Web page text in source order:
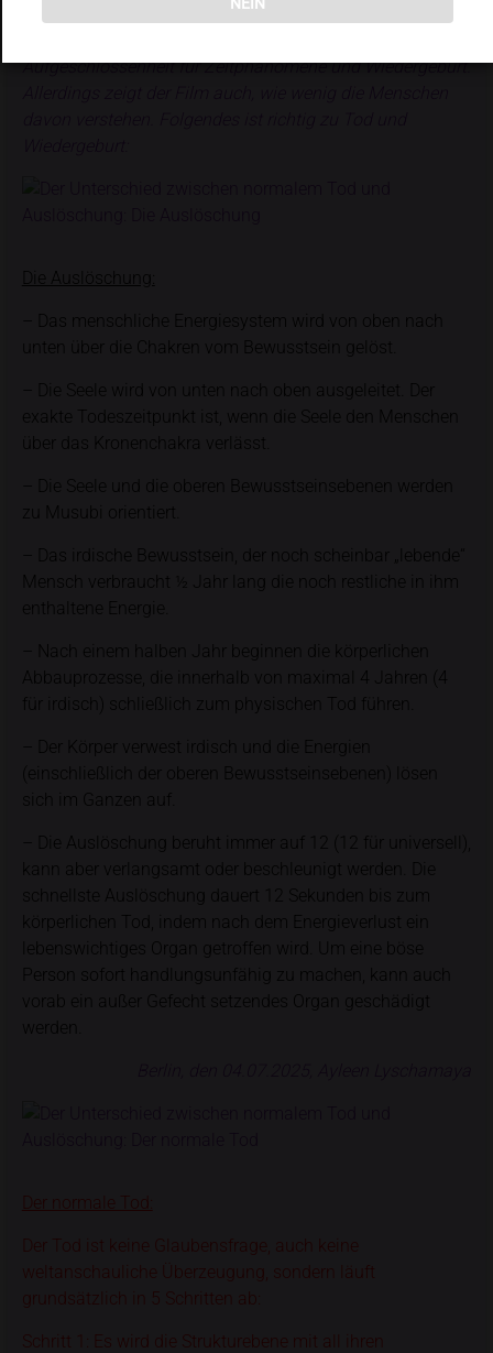
Der verbotene Film „The Land That Time Forgot” (2025)
Aufgeschlossenheit für Zeitphänomene und Wiedergeburt.
Die Auslöschung:
– Das menschliche Energiesystem wird von oben nach
unten über die Chakren vom Bewusstsein gelöst.
– Die Seele wird von unten nach oben ausgeleitet. Der
exakte Todeszeitpunkt ist, wenn die Seele den Menschen
über das Kronenchakra verlässt.
– Die Seele und die oberen Bewusstseinsebenen werden
zu Musubi orientiert.
– Das irdische Bewusstsein, der noch scheinbar „lebende“
Mensch verbraucht ½ Jahr lang die noch restliche in ihm
enthaltene Energie.
– Nach einem halben Jahr beginnen die körperlichen
Abbauprozesse, die innerhalb von maximal 4 Jahren (4
für irdisch) schließlich zum physischen Tod führen.
– Der Körper verwest irdisch und die Energien
(einschließlich der oberen Bewusstseinsebenen) lösen
sich im Ganzen auf.
– Die Auslöschung beruht immer auf 12 (12 für universell),
kann aber verlangsamt oder beschleunigt werden. Die
schnellste Auslöschung dauert 12 Sekunden bis zum
körperlichen Tod, indem nach dem Energieverlust ein
lebenswichtiges Organ getroffen wird. Um eine böse
Person sofort handlungsunfähig zu machen, kann auch
vorab ein außer Gefecht setzendes Organ geschädigt
werden.
Der normale Tod:
Der Tod ist keine Glaubensfrage, auch keine
weltanschauliche Überzeugung, sondern läuft
grundsätzlich in 5 Schritten ab:
Schritt 1: Es wird die Strukturebene mit all ihren